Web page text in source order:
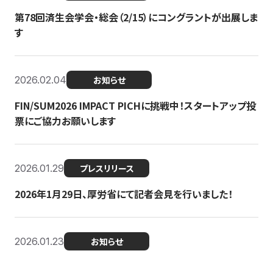
第78回済生会学会・総会（2/15）にコングラントが出展しま
す
2026.02.04 お知らせ
FIN/SUM2026 IMPACT PICHに挑戦中！スタートアップ投
票にご協力お願いします
2026.01.29 プレスリリース
2026年1月29日、厚労省にて記者会見を行いました！
2026.01.23 お知らせ